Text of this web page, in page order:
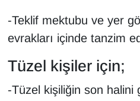
-Teklif mektubu ve yer
evrakları içinde tanzim
Tüzel kişiler için;
-Tüzel kişiliğin son halini